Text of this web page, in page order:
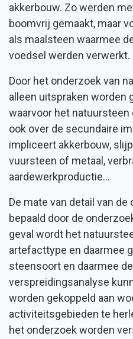
akkerbouw. Zo werden
boomvrij gemaakt, maar
als maalsteen waarmee
voedsel werden verwerkt.
Door het onderzoek van
alleen uitspraken worden
waarvoor het
ook over de secundaire
impliceert akkerbouw,
vuursteen of metaal,
aardewerkproductie...
De mate van detail van
bepaald door de
geval wordt het
artefacttype en daarmee
steensoort en daarmee
verspreidingsanalyse
worden gekoppeld aan
activiteitsgebieden te
het onderzoek worden